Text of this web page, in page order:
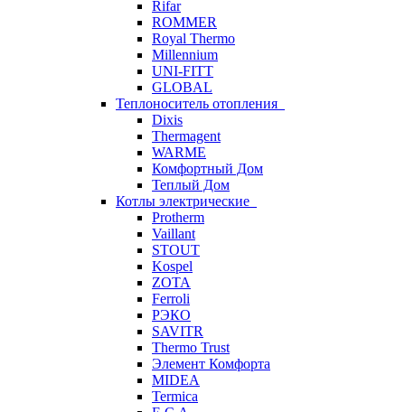
Rifar
ROMMER
Royal Thermo
Millennium
UNI-FITT
GLOBAL
Теплоноситель отопления
Dixis
Thermagent
WARME
Комфортный Дом
Теплый Дом
Котлы электрические
Protherm
Vaillant
STOUT
Kospel
ZOTA
Ferroli
РЭКО
SAVITR
Thermo Trust
Элемент Комфорта
MIDEA
Termica